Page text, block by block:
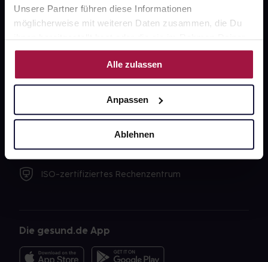
Unsere Partner führen diese Informationen
möglicherweise mit weiteren Daten zusammen, die Du
ihnen bereitgestellt hast oder die sie im Rahmen Deiner
Nutzung der Dienste gesammelt haben.
Alle zulassen
Anpassen
Ablehnen
Freie Wahl der Apotheke
Große Auswahl an Apotheken
Software Made in Germany
ISO-zertifiziertes Rechenzentrum
Die gesund.de App